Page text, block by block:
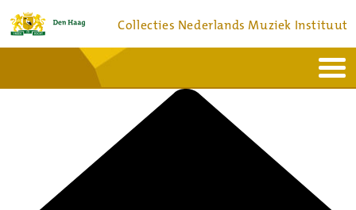
Collecties Nederlands Muziek Instituut
Bronnen en collecties